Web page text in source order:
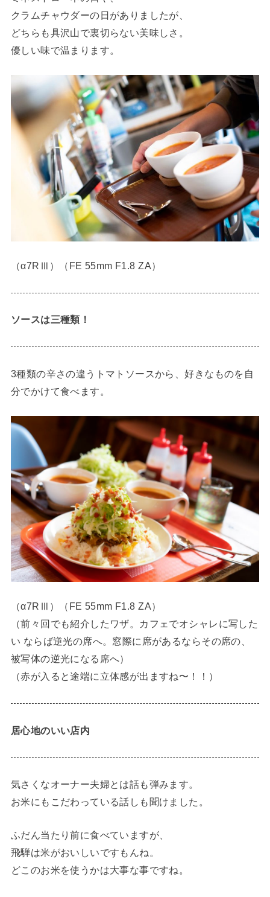
クラムチャウダーの日がありましたが、
どちらも具沢山で裏切らない美味しさ。
優しい味で温まります。
（α7RⅢ）（FE 55mm F1.8 ZA）
ソースは三種類！
3種類の辛さの違うトマトソースから、好きなものを自
分でかけて食べます。
（α7RⅢ）（FE 55mm F1.8 ZA）
（前々回でも紹介したワザ。カフェでオシャレに写した
い ならば逆光の席へ。窓際に席があるならその席の、
被写体の逆光になる席へ）
（赤が入ると途端に立体感が出ますね〜！！）
居心地のいい店内
気さくなオーナー夫婦とは話も弾みます。
お米にもこだわっている話しも聞けました。
ふだん当たり前に食べていますが、
飛騨は米がおいしいですもんね。
どこのお米を使うかは大事な事ですね。